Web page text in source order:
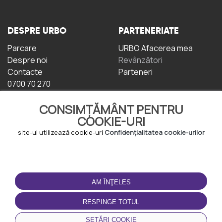
CONSIMȚĂMÂNT PENTRU
COOKIE-URI
site-ul utilizează cookie-uri Confidențialitatea cookie-urilor
AM ÎNŢELES
RESPINGE TOTUL
SETĂRI COOKIE
DESPRE URBO
Parcare
Despre noi
Contacte
0700 70 270
PARTENERIATE
URBO Afacerea mea
Revânzători
Parteneri
TERMENI DE UTILIZARE
Termeni și condiții
Politica de
Confidențialitate
Politica de cookie-uri
DESCĂRCAȚI
APLICAȚIA